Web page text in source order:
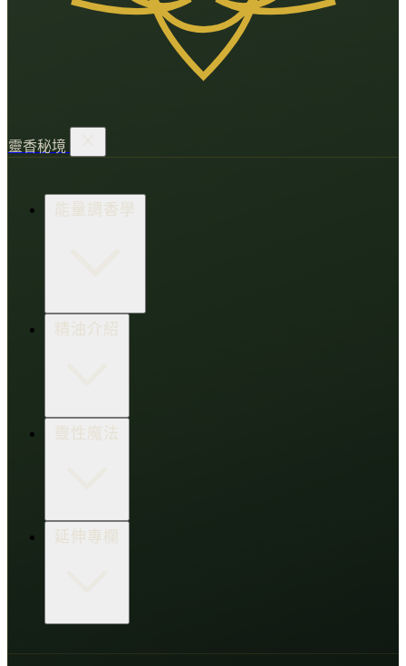
靈香秘境
能量調香學
香氛調頻術
生活點子王
精油介紹
木質類
樹脂類
靈性魔法
顯化與吸引力
延伸專欄
古文明與神話